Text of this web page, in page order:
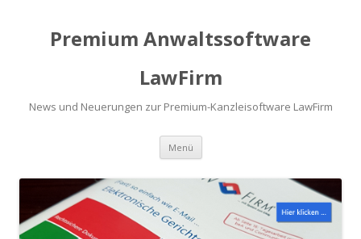
Premium Anwaltssoftware
LawFirm
News und Neuerungen zur Premium-Kanzleisoftware LawFirm
Menü